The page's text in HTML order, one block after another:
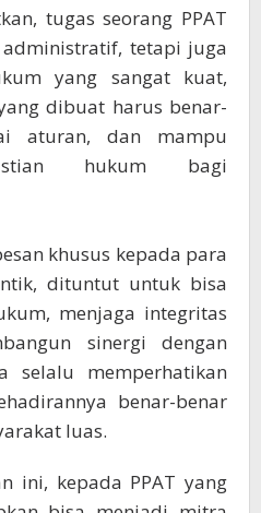
tugas seorang PPAT
tetapi juga
yang sangat kuat,
dibuat harus benar-
aturan, dan mampu
hukum bagi
khusus kepada para
dituntut untuk bisa
menjaga integritas
sinergi dengan
selalu memperhatikan
benar-benar
luas.
ini, kepada PPAT yang